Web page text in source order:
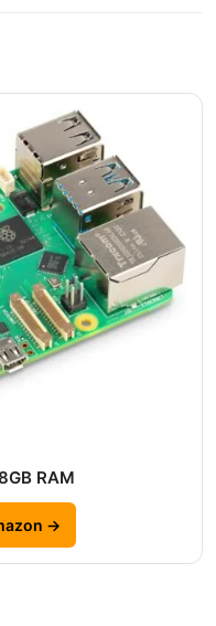
RAM
→